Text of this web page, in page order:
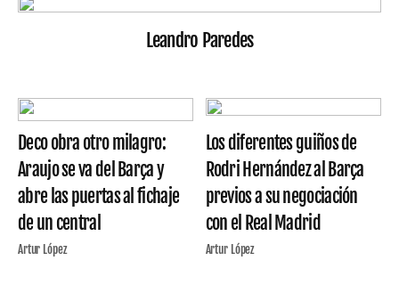
Leandro Paredes
Deco obra otro milagro:
Araujo se va del Barça y
abre las puertas al fichaje
de un central
Artur López
Los diferentes guiños de
Rodri Hernández al Barça
previos a su negociación
con el Real Madrid
Artur López